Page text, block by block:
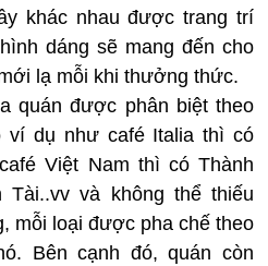
khác nhau được trang trí
dáng sẽ mang đến cho
lạ mỗi khi thưởng thức.
quán được phân biệt theo
ví dụ như café Italia thì có
Việt Nam thì có Thành
và không thể thiếu
mỗi loại được pha chế theo
Bên cạnh đó, quán còn